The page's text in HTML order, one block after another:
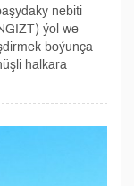
nebiti
ýol we
boýunça
halkara